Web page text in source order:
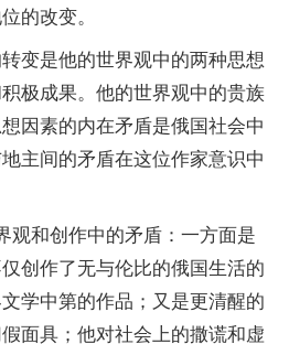
的改变。
是他的世界观中的两种思想
极成果。他的世界观中的贵族
因素的内在矛盾是俄国社会中
主间的矛盾在这位作家意识中
和创作中的矛盾：一方面是
创作了无与伦比的俄国生活的
学中第的作品；又是更清醒的
面具；他对社会上的撒谎和虚